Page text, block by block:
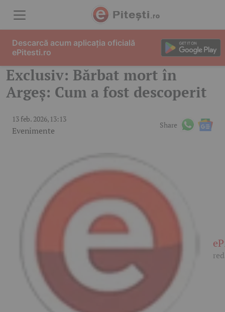
Exclusiv: Bărbat mort în
Argeș: Cum a fost descoperit
13 feb. 2026, 13:13
Evenimente
Share
Descarcă acum aplicația oficială
ePitesti.ro